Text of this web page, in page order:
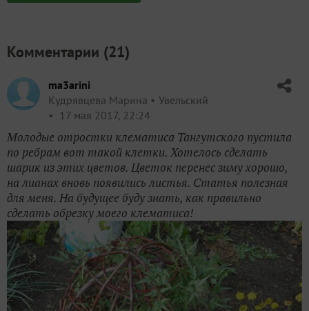
Комментарии (21)
ma3arini
Кудрявцева Марина
Увельский
17 мая 2017, 22:24
Молодые отростки клематиса Тангутского пустила
по ребрам вот такой клетки. Хотелось сделать
шарик из этих цветов. Цветок перенес зиму хорошо,
на лианах вновь появились листья. Статья полезная
для меня. На будущее буду знать, как правильно
сделать обрезку моего клематиса!